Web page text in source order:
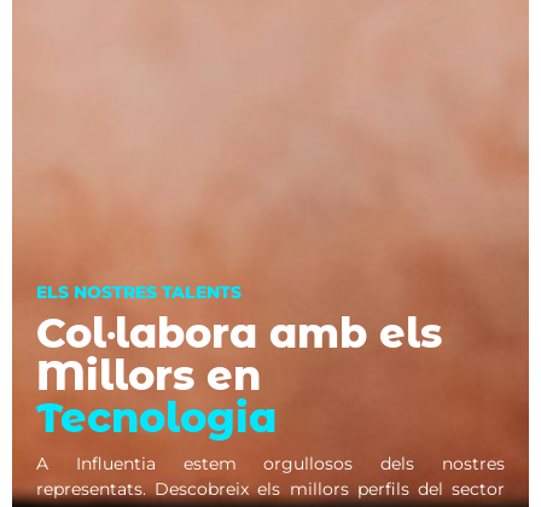
ELS NOSTRES TALENTS
Col·labora amb els
Millors en
Tecnologia
A Influentia estem orgullosos dels nostres
representats. Descobreix els millors perfils del sector